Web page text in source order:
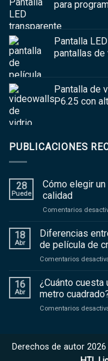
para
Pantalla
pantallas de
Pantalla de
P6.25 con
PUBLICACIONES
28
Puede
Cómo elegir
calidad
Comentarios
18
Abr
Diferencias
de película de
Comentarios
16
Abr
¿Cuánto cuesta
metro
Comentarios
Derechos de autor